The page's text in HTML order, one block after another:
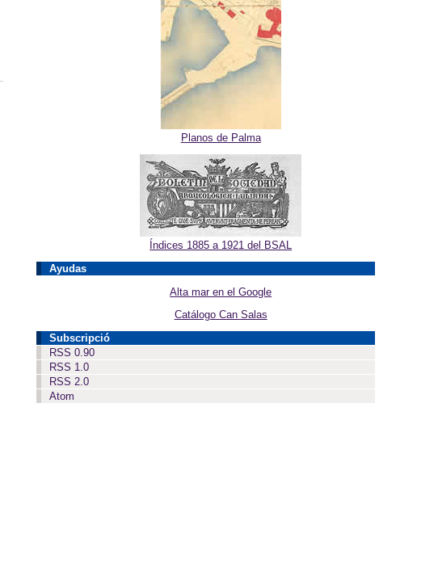
Planos de Palma
Índices 1885 a 1921 del BSAL
Ayudas
Alta mar en el Google
Catálogo Can Salas
Subscripció
RSS 0.90
RSS 1.0
RSS 2.0
Atom